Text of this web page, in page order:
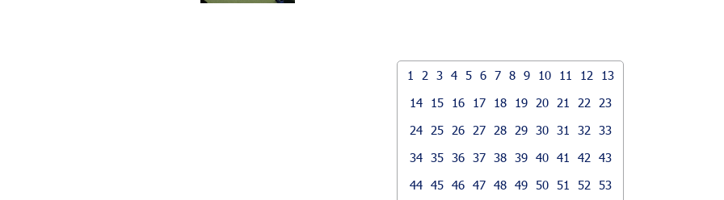
1 2 3 4 5 6 7 8 9 10 11 12
13
14
15 16 17 18 19 20 21 22
23
24
25 26 27 28 29 30 31 32
33
34 35 36 37 38 39 40 41 42
43
44 45 46 47 48 49 50 51 52
53